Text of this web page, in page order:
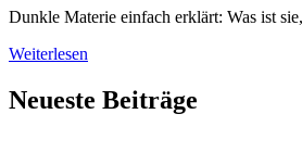
Dunkle Materie einfach erklärt: Was ist
Weiterlesen
Neueste Beiträge